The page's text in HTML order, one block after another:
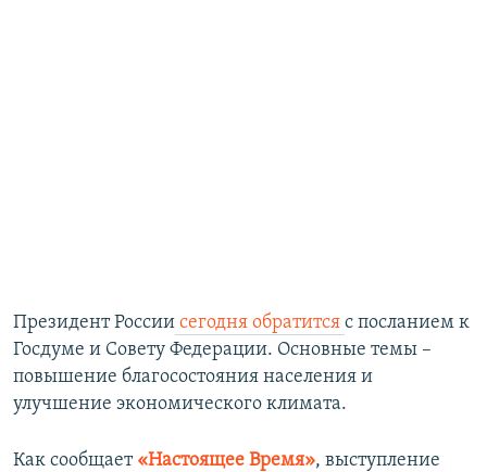
Президент России сегодня обратится с посланием к
Госдуме и Совету Федерации. Основные темы –
повышение благосостояния населения и
улучшение экономического климата.
Как сообщает «Настоящее Время», выступление